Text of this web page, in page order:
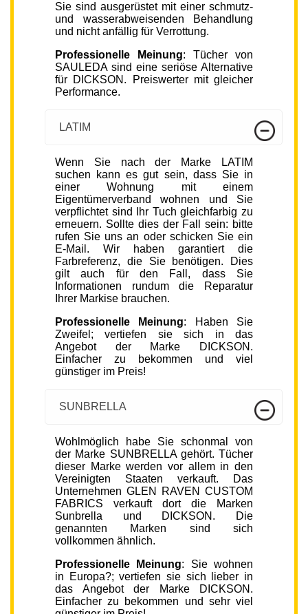
Sie sind ausgerüstet mit einer schmutz-
und wasserabweisenden Behandlung
und nicht anfällig für Verrottung.
Professionelle Meinung: Tücher von
SAULEDA sind eine seriöse Alternative
für DICKSON. Preiswerter mit gleicher
Performance.
LATIM
Wenn Sie nach der Marke LATIM
suchen kann es gut sein, dass Sie in
einer Wohnung mit einem
Eigentümerverband wohnen und Sie
verpflichtet sind Ihr Tuch gleichfarbig zu
erneuern. Sollte dies der Fall sein: bitte
rufen Sie uns an oder schicken Sie ein
E-Mail. Wir haben garantiert die
Farbreferenz, die Sie benötigen. Dies
gilt auch für den Fall, dass Sie
Informationen rundum die Reparatur
Ihrer Markise brauchen.
Professionelle Meinung: Haben Sie
Zweifel; vertiefen sie sich in das
Angebot der Marke DICKSON.
Einfacher zu bekommen und viel
günstiger im Preis!
SUNBRELLA
Wohlmöglich habe Sie schonmal von
der Marke SUNBRELLA gehört. Tücher
dieser Marke werden vor allem in den
Vereinigten Staaten verkauft. Das
Unternehmen GLEN RAVEN CUSTOM
FABRICS verkauft dort die Marken
Sunbrella und DICKSON. Die
genannten Marken sind sich
vollkommen ähnlich.
Professionelle Meinung: Sie wohnen
in Europa?; vertiefen sie sich lieber in
das Angebot der Marke DICKSON.
Einfacher zu bekommen und sehr viel